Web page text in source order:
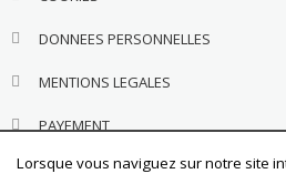
DONNEES PERSONNELLES
MENTIONS LEGALES
PAYEMENT
Lorsque vous naviguez sur notre site